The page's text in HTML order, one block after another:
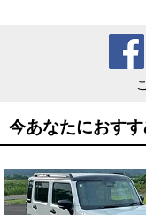
今あなたにおす